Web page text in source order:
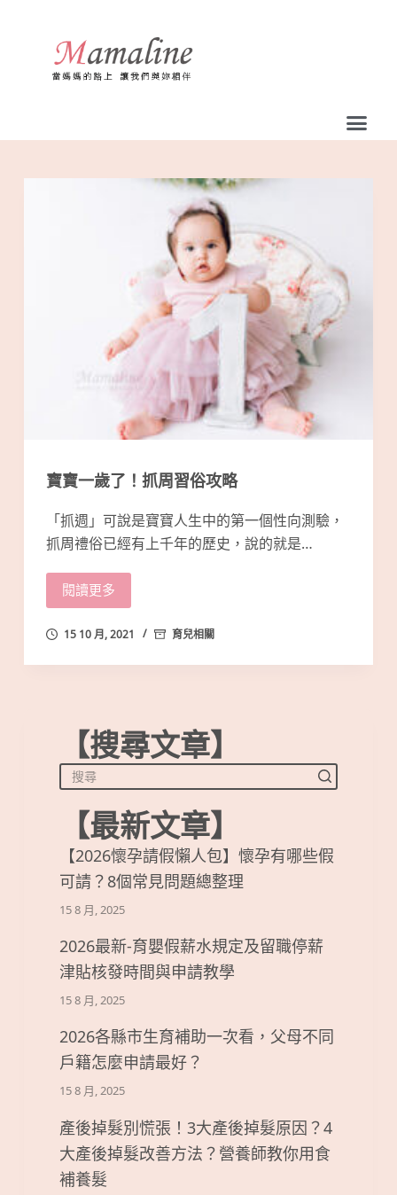
容
寶寶一歲了！抓周習俗攻略
「抓週」可說是寶寶人生中的第一個性向測驗，
抓周禮俗已經有上千年的歷史，說的就是…
閱讀更多
15 10 月, 2021 育兒相關
【搜尋文章】
【最新文章】
【2026懷孕請假懶人包】懷孕有哪些假
可請？8個常見問題總整理
15 8 月, 2025
2026最新-育嬰假薪水規定及留職停薪
津貼核發時間與申請教學
15 8 月, 2025
2026各縣市生育補助一次看，父母不同
戶籍怎麼申請最好？
15 8 月, 2025
產後掉髮別慌張！3大產後掉髮原因？4
大產後掉髮改善方法？營養師教你用食
補養髮